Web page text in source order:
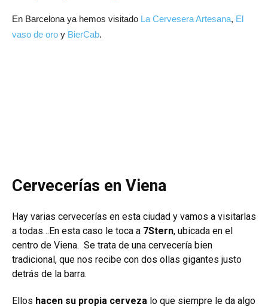
En Barcelona ya hemos visitado La Cervesera Artesana, El
vaso de oro y BierCab.
Cervecerías en Viena
Hay varias cervecerías en esta ciudad y vamos a visitarlas
a todas…En esta caso le toca a 7Stern, ubicada en el
centro de Viena. Se trata de una cervecería bien
tradicional, que nos recibe con dos ollas gigantes justo
detrás de la barra.
Ellos hacen su propia cerveza lo que siempre le da algo